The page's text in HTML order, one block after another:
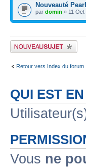
Nouveauté
par domin » 11 Oct
Publier un nouveau sujet
Retour vers Index du forum
QUI EST
Vous ne